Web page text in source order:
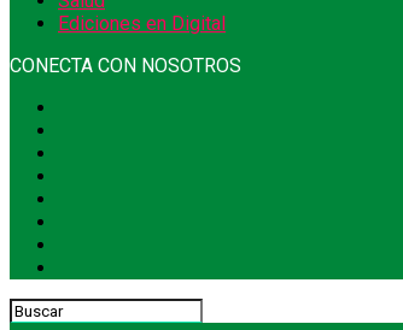
Ediciones en Digital
CONECTA CON NOSOTROS